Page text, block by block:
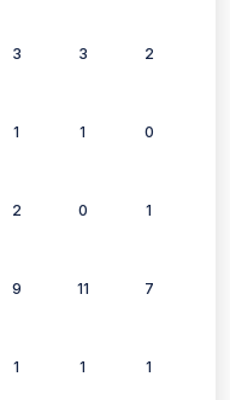
3 3 2
1 1 0
2 0 1
9 11 7
1 1 1